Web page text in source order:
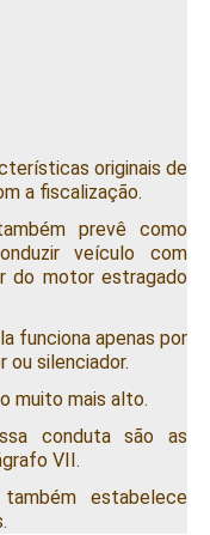
originais de
a fiscalização.
prevê como
veículo com
do motor estragado
funciona apenas por
ou silenciador.
muito mais alto.
conduta são as
VII.
estabelece